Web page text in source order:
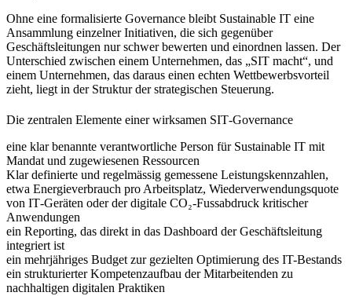
Ohne eine formalisierte Governance bleibt Sustainable IT eine
Ansammlung einzelner Initiativen, die sich gegenüber
Geschäftsleitungen nur schwer bewerten und einordnen lassen. Der
Unterschied zwischen einem Unternehmen, das „SIT macht“, und
einem Unternehmen, das daraus einen echten Wettbewerbsvorteil
zieht, liegt in der Struktur der strategischen Steuerung.
Die zentralen Elemente einer wirksamen SIT‑Governance
eine klar benannte verantwortliche Person für Sustainable IT mit
Mandat und zugewiesenen Ressourcen
Klar definierte und regelmässig gemessene Leistungskennzahlen,
etwa Energieverbrauch pro Arbeitsplatz, Wiederverwendungsquote
von IT‑Geräten oder der digitale CO₂‑Fussabdruck kritischer
Anwendungen
ein Reporting, das direkt in das Dashboard der Geschäftsleitung
integriert ist
ein mehrjähriges Budget zur gezielten Optimierung des IT-Bestands
ein strukturierter Kompetenzaufbau der Mitarbeitenden zu
nachhaltigen digitalen Praktiken